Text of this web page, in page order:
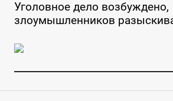
Уголовное дело возбуждено,
злоумышленников